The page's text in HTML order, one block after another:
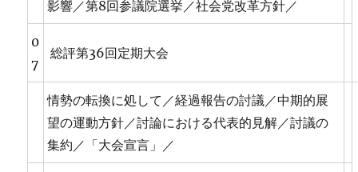
影響／第8回参議院選挙／社会党改革方針／
0
7
総評第36回定期大会
情勢の転換に処して／経過報告の討議／中期的展
望の運動方針／討論における代表的見解／討議の
集約／「大会宣言」／